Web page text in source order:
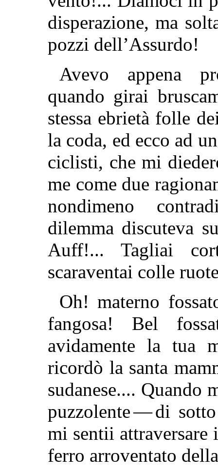
disperazione, ma
pozzi dell’Assurdo!
Avevo appena
quando girai
stessa ebrietà folle
la coda, ed ecco ad
ciclisti, che mi
me come due
nondimeno
dilemma discuteva
Auff!... Tagliai
scaraventai colle
Oh! materno
fangosa! Bel
avidamente la tua
ricordò la santa
sudanese.... Quando
puzzolente — di
mi sentii attraversare
ferro arroventato